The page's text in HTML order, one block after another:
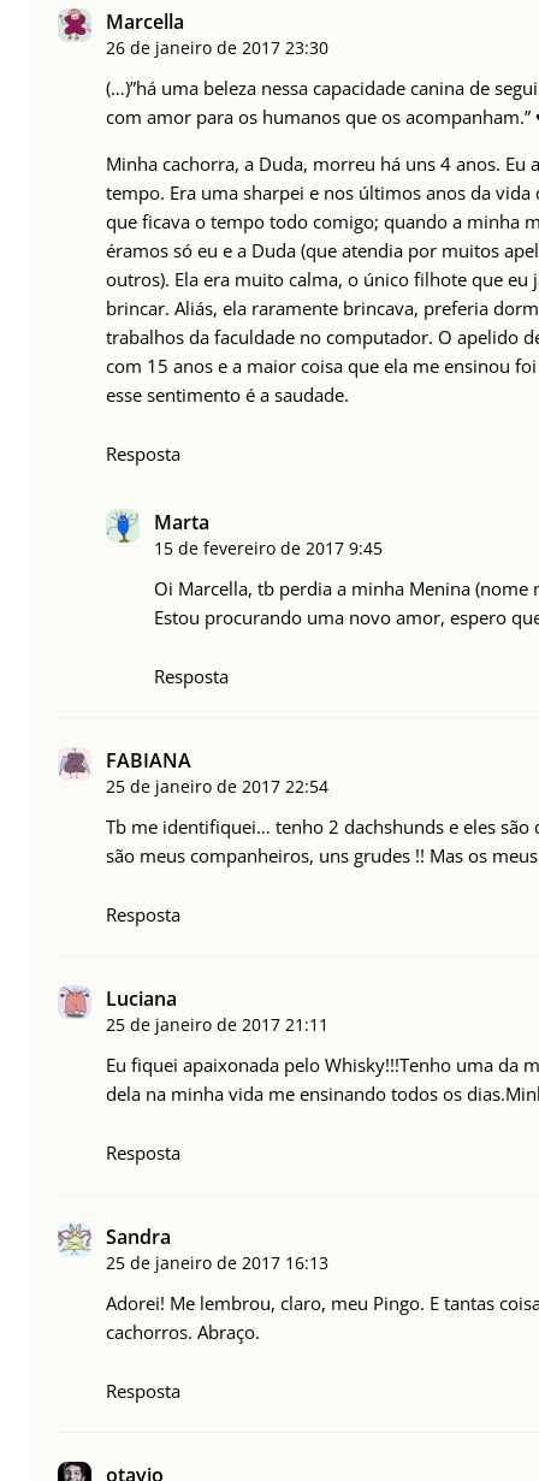
Marcella
26 de janeiro de 2017 23:30
(…)”há uma beleza nessa capacidade canina de
com amor para os humanos que os acompanham.”
Minha cachorra, a Duda, morreu há uns 4 anos.
tempo. Era uma sharpei e nos últimos anos da
que ficava o tempo todo comigo; quando a minha
éramos só eu e a Duda (que atendia por muitos
outros). Ela era muito calma, o único filhote que
brincar. Aliás, ela raramente brincava, preferia
trabalhos da faculdade no computador. O apelido
com 15 anos e a maior coisa que ela me ensinou
esse sentimento é a saudade.
Resposta
Marta
15 de fevereiro de 2017 9:45
Oi Marcella, tb perdia a minha Menina
Estou procurando uma novo amor, espero
Resposta
FABIANA
25 de janeiro de 2017 22:54
Tb me identifiquei… tenho 2 dachshunds e eles
são meus companheiros, uns grudes !! Mas os
Resposta
Luciana
25 de janeiro de 2017 21:11
Eu fiquei apaixonada pelo Whisky!!!Tenho uma da
dela na minha vida me ensinando todos os
Resposta
Sandra
25 de janeiro de 2017 16:13
Adorei! Me lembrou, claro, meu Pingo. E tantas
cachorros. Abraço.
Resposta
otavio